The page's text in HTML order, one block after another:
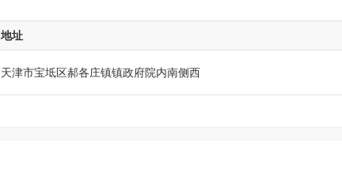
地址
天津市宝坻区郝各庄镇镇政府院内南侧西